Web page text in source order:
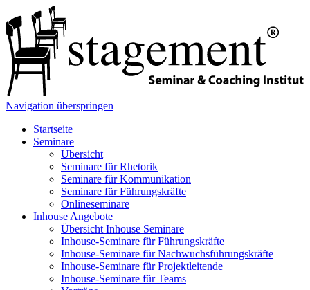
Navigation überspringen
Startseite
Seminare
Übersicht
Seminare für Rhetorik
Seminare für Kommunikation
Seminare für Führungskräfte
Onlineseminare
Inhouse Angebote
Übersicht Inhouse Seminare
Inhouse-Seminare für Führungskräfte
Inhouse-Seminare für Nachwuchsführungskräfte
Inhouse-Seminare für Projektleitende
Inhouse-Seminare für Teams